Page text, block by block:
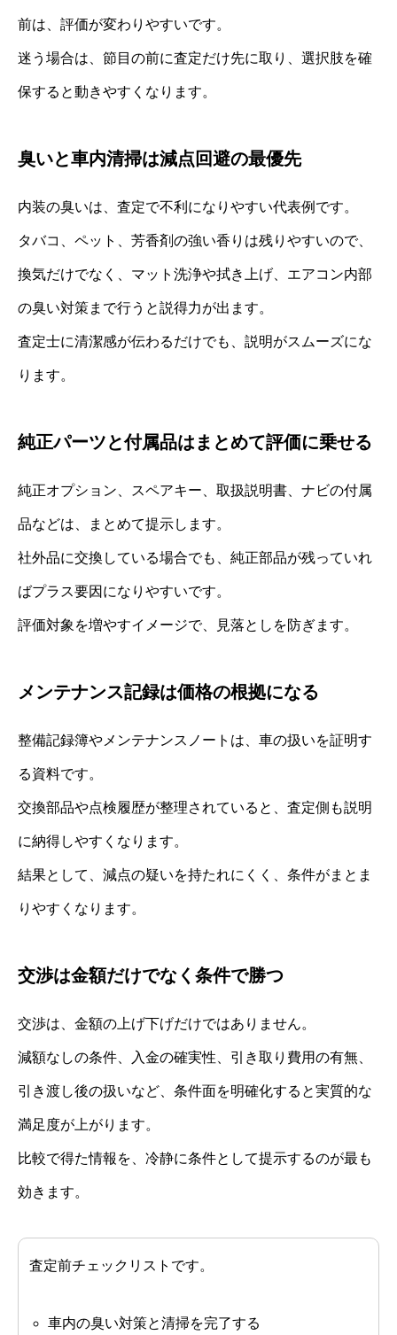
前は、評価が変わりやすいです。
迷う場合は、節目の前に査定だけ先に取り、選択肢を確
保すると動きやすくなります。
臭いと車内清掃は減点回避の最優先
内装の臭いは、査定で不利になりやすい代表例です。
タバコ、ペット、芳香剤の強い香りは残りやすいので、
換気だけでなく、マット洗浄や拭き上げ、エアコン内部
の臭い対策まで行うと説得力が出ます。
査定士に清潔感が伝わるだけでも、説明がスムーズにな
ります。
純正パーツと付属品はまとめて評価に乗せる
純正オプション、スペアキー、取扱説明書、ナビの付属
品などは、まとめて提示します。
社外品に交換している場合でも、純正部品が残っていれ
ばプラス要因になりやすいです。
評価対象を増やすイメージで、見落としを防ぎます。
メンテナンス記録は価格の根拠になる
整備記録簿やメンテナンスノートは、車の扱いを証明す
る資料です。
交換部品や点検履歴が整理されていると、査定側も説明
に納得しやすくなります。
結果として、減点の疑いを持たれにくく、条件がまとま
りやすくなります。
交渉は金額だけでなく条件で勝つ
交渉は、金額の上げ下げだけではありません。
減額なしの条件、入金の確実性、引き取り費用の有無、
引き渡し後の扱いなど、条件面を明確化すると実質的な
満足度が上がります。
比較で得た情報を、冷静に条件として提示するのが最も
効きます。
査定前チェックリストです。
車内の臭い対策と清掃を完了する